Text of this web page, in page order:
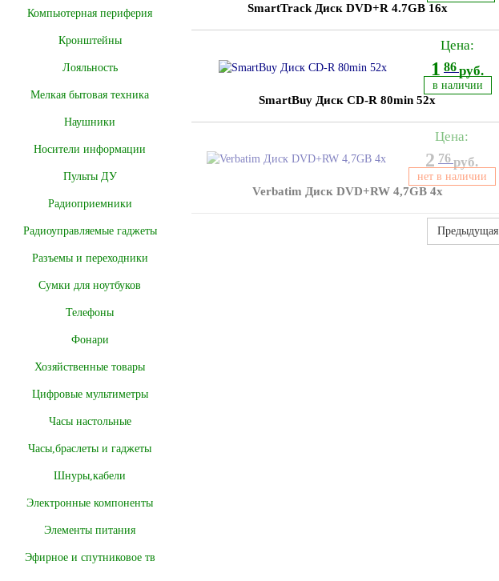
Компьютерная периферия
Кронштейны
Лояльность
Мелкая бытовая техника
Наушники
Носители информации
Пульты ДУ
Радиоприемники
Радиоуправляемые гаджеты
Разъемы и переходники
Сумки для ноутбуков
Телефоны
Фонари
Хозяйственные товары
Цифровые мультиметры
Часы настольные
Часы,браслеты и гаджеты
Шнуры,кабели
Электронные компоненты
Элементы питания
Эфирное и спутниковое тв
SmartTrack Диск DVD+R 4.7GB 16x
Цена:
1 86руб.
в наличии
SmartBuy Диск CD-R 80min 52x
Цена:
2 76руб.
нет в наличии
Verbatim Диск DVD+RW 4,7GB 4x
Предыдущая